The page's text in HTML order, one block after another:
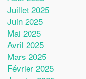
Juillet 2025
Juin 2025
Mai 2025
Avril 2025
Mars 2025
Février 2025